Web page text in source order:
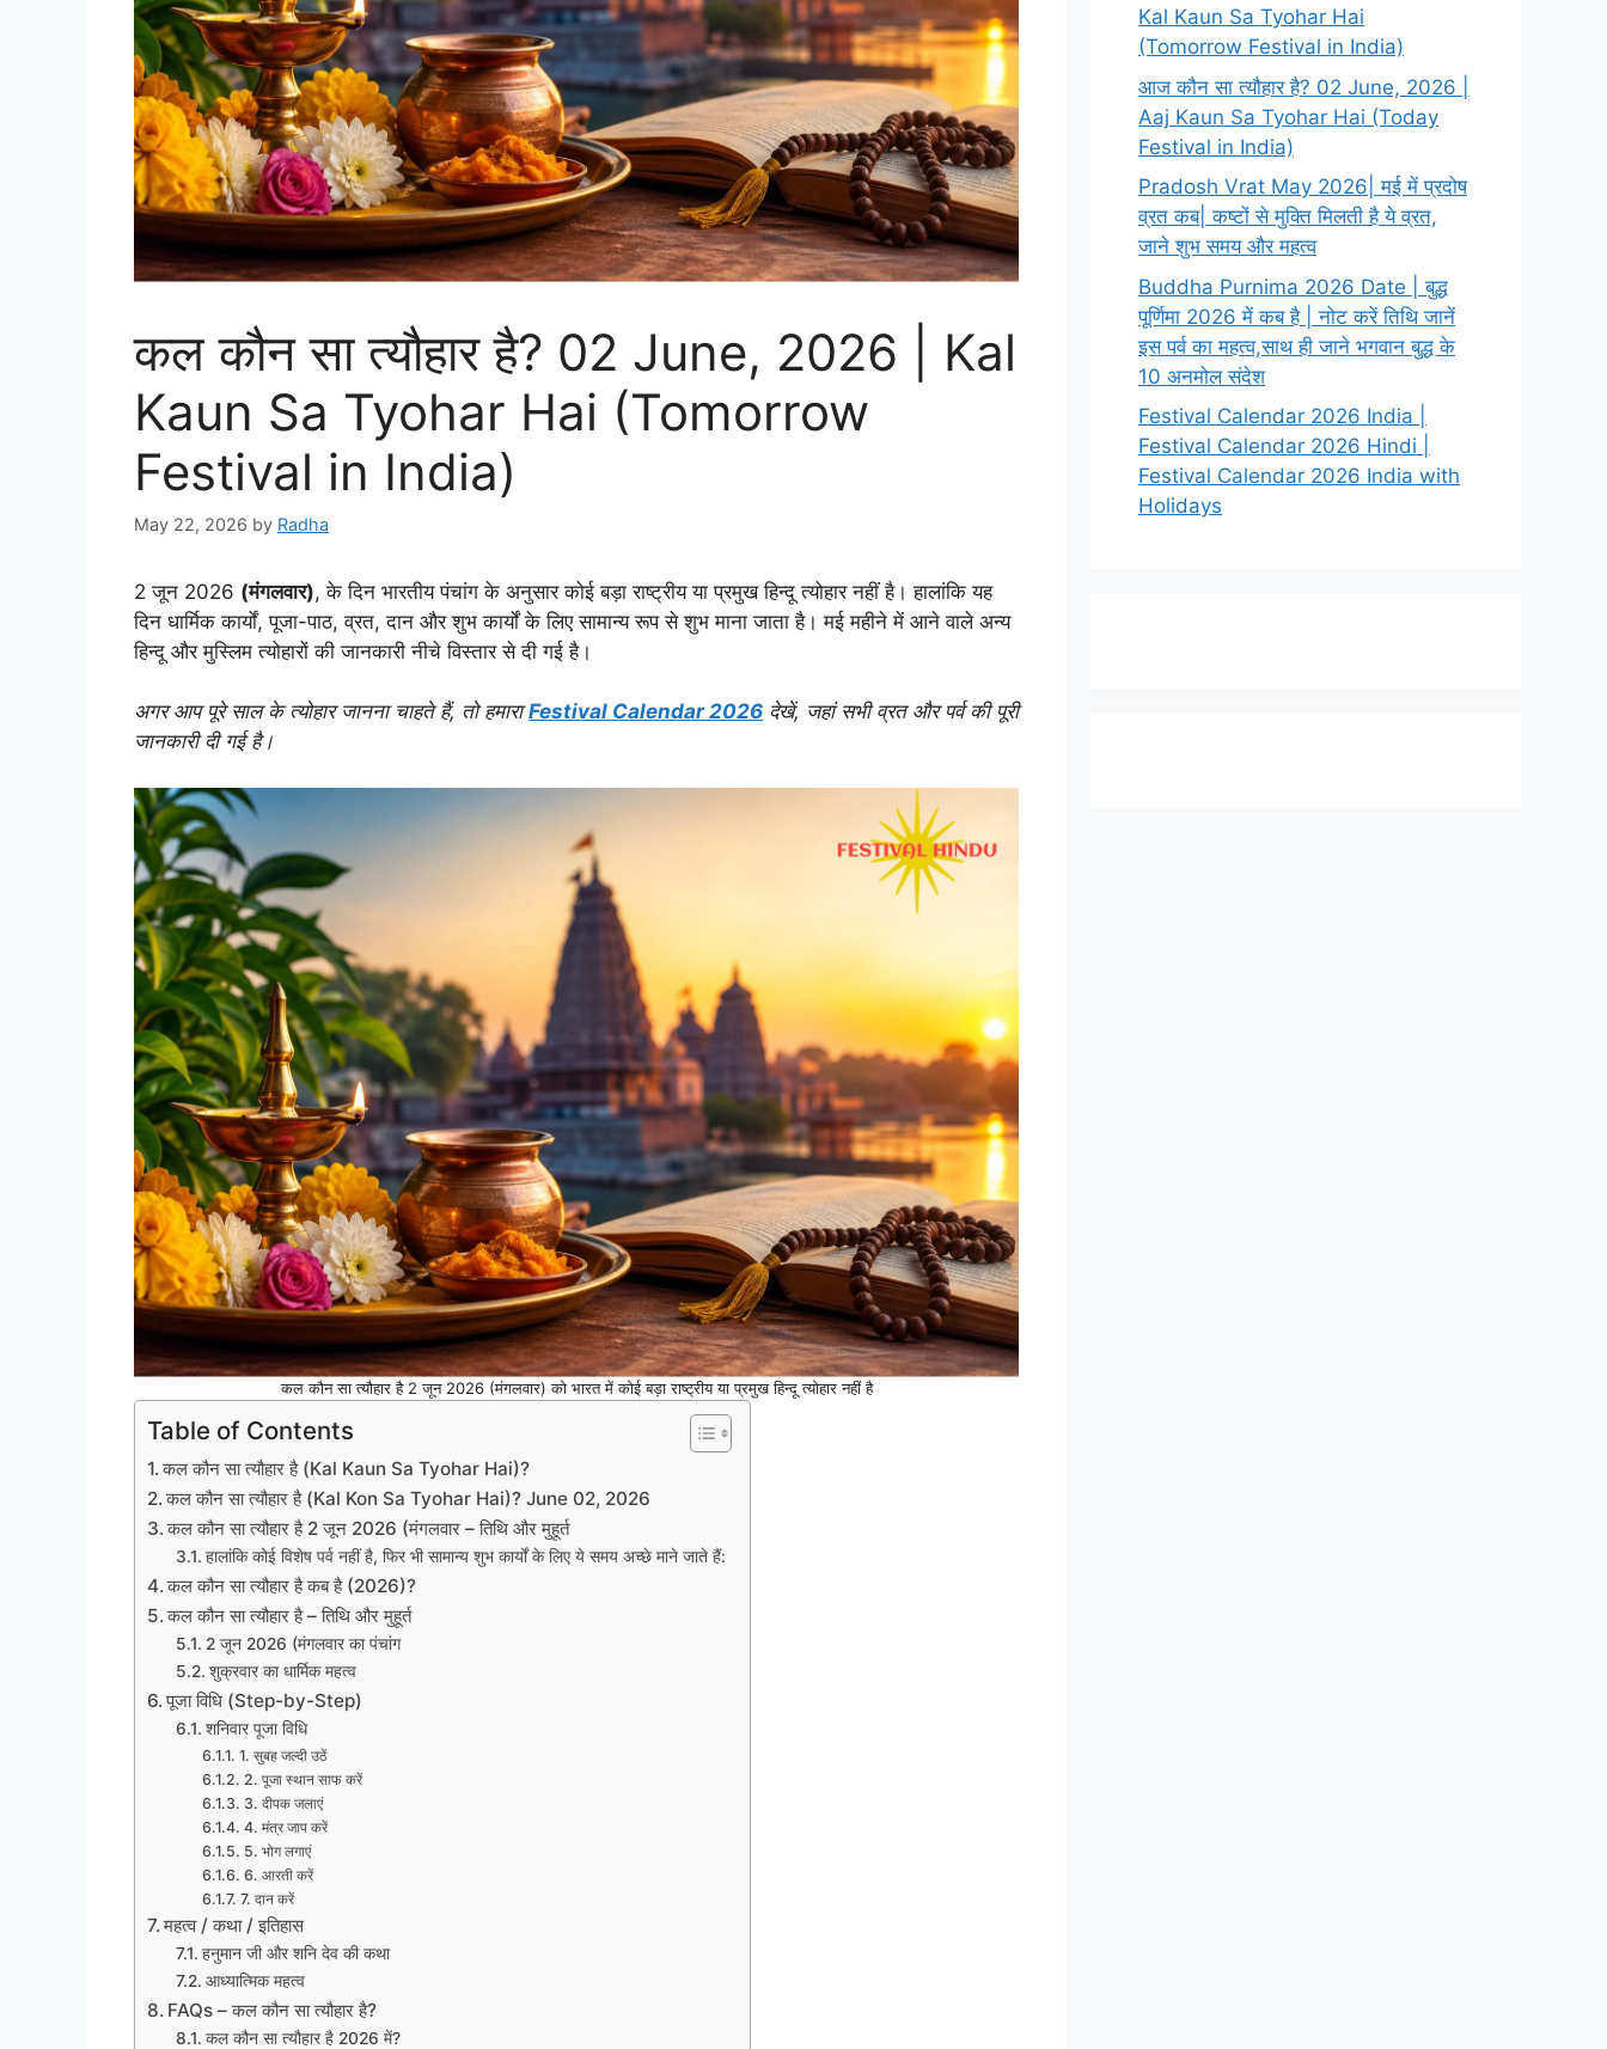
कल कौन सा त्यौहार है? 02 June, 2026 | Kal
Kaun Sa Tyohar Hai (Tomorrow
Festival in India)
May 22, 2026 by Radha
2 जून 2026 (मंगलवार), के दिन भारतीय पंचांग के अनुसार कोई बड़ा राष्ट्रीय या प्रमुख हिन्दू त्योहार नहीं है। हालांकि यह
दिन धार्मिक कार्यों, पूजा-पाठ, व्रत, दान और शुभ कार्यों के लिए सामान्य रूप से शुभ माना जाता है। मई महीने में आने वाले अन्य
हिन्दू और मुस्लिम त्योहारों की जानकारी नीचे विस्तार से दी गई है।
अगर आप पूरे साल के त्योहार जानना चाहते हैं, तो हमारा Festival Calendar 2026 देखें, जहां सभी व्रत और पर्व की पूरी
जानकारी दी गई है।
कल कौन सा त्यौहार है 2 जून 2026 (मंगलवार) को भारत में कोई बड़ा राष्ट्रीय या प्रमुख हिन्दू त्योहार नहीं है
Table of Contents
कल कौन सा त्यौहार है (Kal Kaun Sa Tyohar Hai)?
कल कौन सा त्यौहार है (Kal Kon Sa Tyohar Hai)? June 02, 2026
कल कौन सा त्यौहार है 2 जून 2026 (मंगलवार – तिथि और मुहूर्त
हालांकि कोई विशेष पर्व नहीं है, फिर भी सामान्य शुभ कार्यों के लिए ये समय अच्छे माने जाते हैं:
कल कौन सा त्यौहार है कब है (2026)?
कल कौन सा त्यौहार है – तिथि और मुहूर्त
2 जून 2026 (मंगलवार का पंचांग
शुक्रवार का धार्मिक महत्व
पूजा विधि (Step-by-Step)
शनिवार पूजा विधि
1. सुबह जल्दी उठें
2. पूजा स्थान साफ करें
3. दीपक जलाएं
4. मंत्र जाप करें
5. भोग लगाएं
6. आरती करें
7. दान करें
महत्व / कथा / इतिहास
हनुमान जी और शनि देव की कथा
आध्यात्मिक महत्व
FAQs – कल कौन सा त्यौहार है?
कल कौन सा त्यौहार है 2026 में?
Kal Kaun Sa Tyohar Hai
(Tomorrow Festival in India)
आज कौन सा त्यौहार है? 02 June, 2026 |
Aaj Kaun Sa Tyohar Hai (Today
Festival in India)
Pradosh Vrat May 2026| मई में प्रदोष
व्रत कब| कष्टों से मुक्ति मिलती है ये व्रत,
जाने शुभ समय और महत्व
Buddha Purnima 2026 Date | बुद्ध
पूर्णिमा 2026 में कब है | नोट करें तिथि जानें
इस पर्व का महत्व,साथ ही जाने भगवान बुद्ध के
10 अनमोल संदेश
Festival Calendar 2026 India |
Festival Calendar 2026 Hindi |
Festival Calendar 2026 India with
Holidays